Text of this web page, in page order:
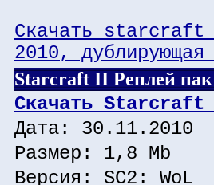
Скачать starcraft
2010, дублирующая
Starcraft II Реплей пак
Скачать Starcraft
Дата: 30.11.2010
Размер: 1,8 Mb
Версия: SC2: WoL